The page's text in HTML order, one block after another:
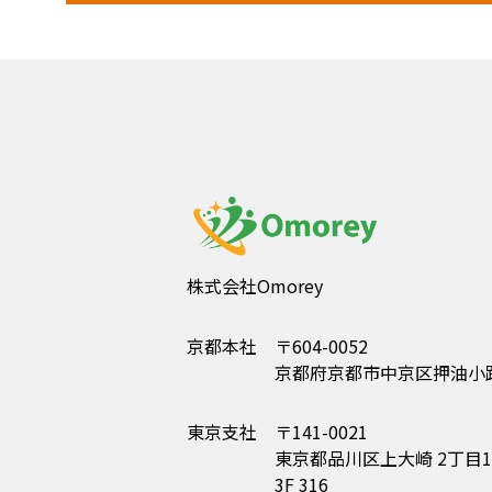
株式会社Omorey
京都本社
〒604-0052
京都府京都市中京区押油
東京支社
〒141-0021
東京都品川区上大崎 2丁目
3F 316